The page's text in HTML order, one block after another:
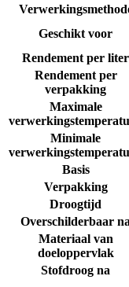
Geschikt voor
Rendement per liter
Rendement per
verpakking
Maximale
Minimale
Basis
Verpakking
Droogtijd
Overschilderbaar na
Materiaal van
doeloppervlak
Stofdroog na